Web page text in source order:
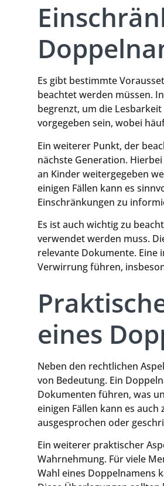
Es gibt bestimmte
beachtet werden müssen.
begrenzt, um die
vorgegeben sein, wobei
Ein weiterer Punkt, der
nächste Generation.
an Kinder weitergegeben
einigen Fällen kann es
Einschränkungen zu
Es ist auch wichtig zu
verwendet werden muss.
relevante Dokumente. Eine
Verwirrung führen,
eines
Neben den rechtlichen
von Bedeutung. Ein
Dokumenten führen, was
einigen Fällen kann es
ausgesprochen oder
Ein weiterer praktischer
Wahrnehmung. Für viele
Wahl eines Doppelnamens